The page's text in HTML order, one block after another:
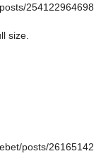
254122964698
size.
posts/26165142